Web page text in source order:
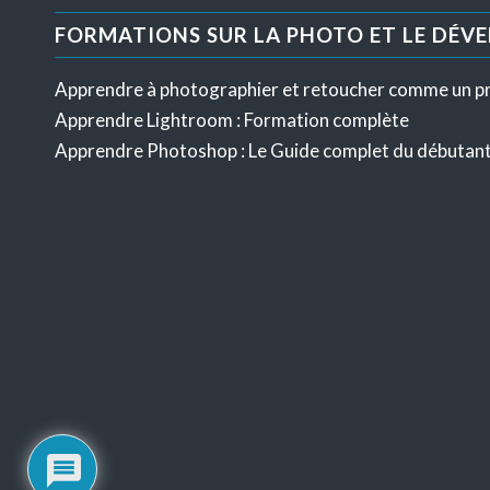
FORMATIONS SUR LA PHOTO ET LE
Apprendre à photographier et retoucher comme un
Apprendre Lightroom : Formation complète
Apprendre Photoshop : Le Guide complet du débutant